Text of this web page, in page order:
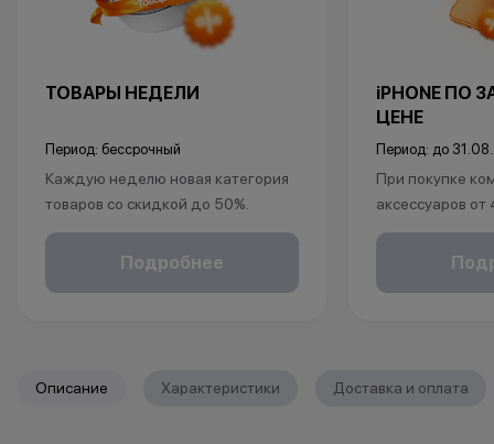
ТОВАРЫ НЕДЕЛИ
Период: бессрочный
Каждую неделю новая категория
товаров со скидкой до 50%.
*Акция действует по адресу г.Уфа,
ул.Революционная 66
характер.
Подробнее
iPHONE ПО
ЦЕНЕ
Период: до
При покупке
аксессуаров
в подарок:
Описание Характеристики Доставка и оплата